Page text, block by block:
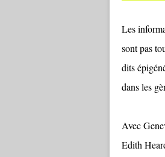
Les
sont pas
dits
dans les
Avec
Edith